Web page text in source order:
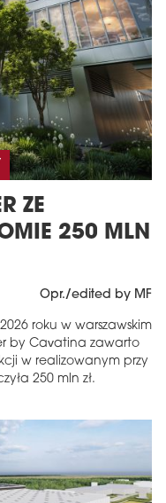
ZE
250 MLN
Opr./edited by MF
roku w warszawskim
by Cavatina zawarto
w realizowanym przy
250 mln zł.